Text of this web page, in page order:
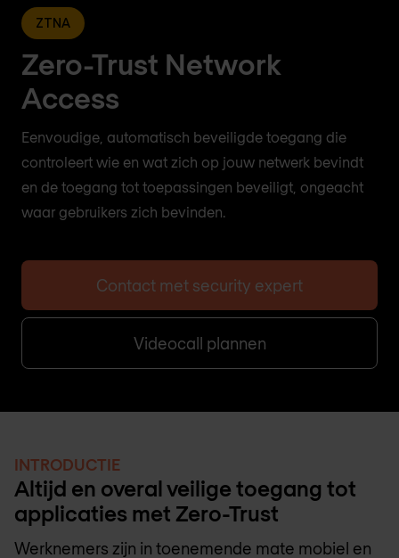
ZTNA
Zero-Trust Network
Access
Eenvoudige, automatisch beveiligde toegang die
controleert wie en wat zich op jouw netwerk bevindt
en de toegang tot toepassingen beveiligt, ongeacht
waar gebruikers zich bevinden.
Contact met security expert
Videocall plannen
INTRODUCTIE
Altijd en overal veilige toegang tot
applicaties met Zero-Trust
Werknemers zijn in toenemende mate mobiel en